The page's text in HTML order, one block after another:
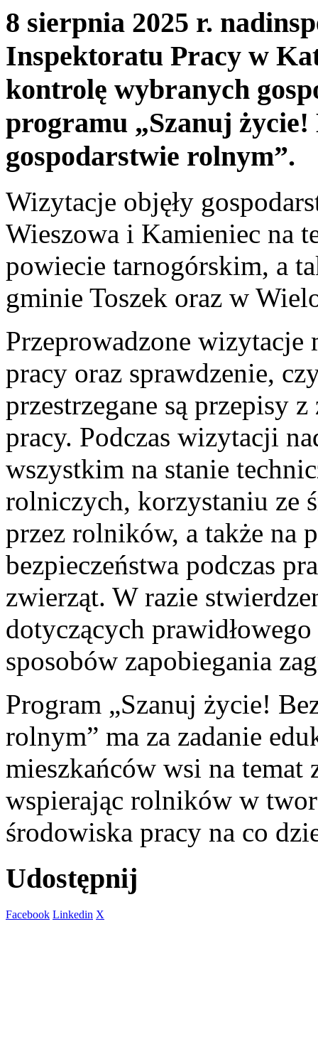
8 sierpnia 2025 r.
Inspektoratu Pracy w
kontrolę wybranych
programu „Szanuj życie!
gospodarstwie rolnym”.
Wizytacje objęły
Wieszowa i Kamieniec na
powiecie tarnogórskim, a
gminie Toszek oraz w
Przeprowadzone wizytacje
pracy oraz sprawdzenie,
przestrzegane są przepisy
pracy. Podczas wizytacji
wszystkim na stanie
rolniczych, korzystaniu ze
przez rolników, a także na
bezpieczeństwa podczas
zwierząt. W razie
dotyczących
sposobów zapobiegania
Program „Szanuj życie!
rolnym” ma za zadanie
mieszkańców wsi na temat
wspierając rolników w
środowiska pracy na co
Udostępnij
Facebook Linkedin X